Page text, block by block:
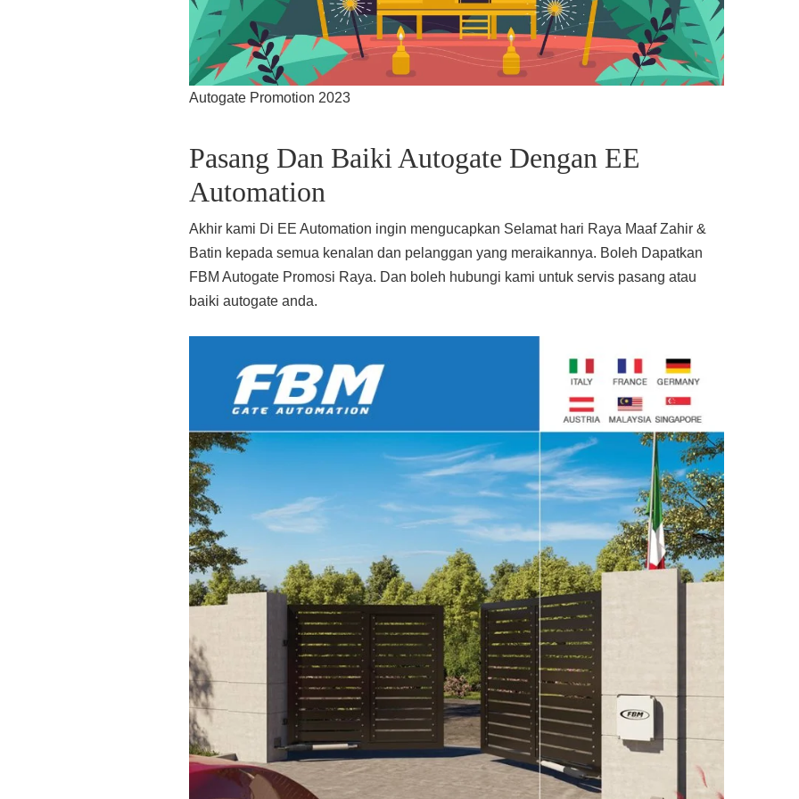
Autogate Promotion 2023
Pasang Dan Baiki Autogate Dengan EE
Automation
Akhir kami Di EE Automation ingin mengucapkan Selamat hari Raya Maaf Zahir &
Batin kepada semua kenalan dan pelanggan yang meraikannya. Boleh Dapatkan
FBM Autogate Promosi Raya. Dan boleh hubungi kami untuk servis pasang atau
baiki autogate anda.